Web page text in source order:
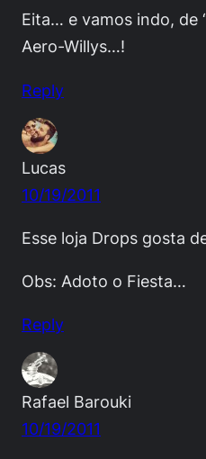
Eita… e vamos indo, de
Aero-Willys…!
Reply
Lucas
10/19/2011
Esse loja Drops gosta
Obs: Adoto o Fiesta…
Reply
Rafael Barouki
10/19/2011